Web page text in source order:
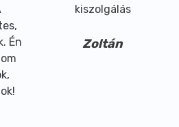
Én
kiszolgálás
Zoltán